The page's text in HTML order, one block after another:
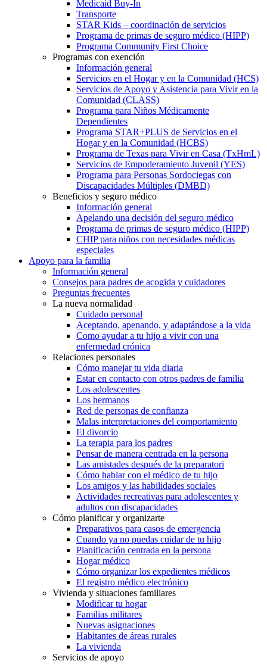
Medicaid Buy-In
Transporte
STAR Kids – coordinación de servicios
Programa de primas de seguro médico (HIPP)
Programa Community First Choice
Programas con exención
Información general
Servicios en el Hogar y en la Comunidad (HCS)
Servicios de Apoyo y Asistencia para Vivir en la
Comunidad (CLASS)
Programa para Niños Médicamente
Dependientes
Programa STAR+PLUS de Servicios en el
Hogar y en la Comunidad (HCBS)
Programa de Texas para Vivir en Casa (TxHmL)
Servicios de Empoderamiento Juvenil (YES)
Programa para Personas Sordociegas con
Discapacidades Múltiples (DMBD)
Beneficios y seguro médico
Información general
Apelando una decisión del seguro médico
Programa de primas de seguro médico (HIPP)
CHIP para niños con necesidades médicas
especiales
Apoyo para la familia
Información general
Consejos para padres de acogida y cuidadores
Preguntas frecuentes
La nueva normalidad
Cuidado personal
Aceptando, apenando, y adaptándose a la vida
Como ayudar a tu hijo a vivir con una
enfermedad crónica
Relaciones personales
Cómo manejar tu vida diaria
Estar en contacto con otros padres de familia
Los adolescentes
Los hermanos
Red de personas de confianza
Malas interpretaciones del comportamiento
El divorcio
La terapia para los padres
Pensar de manera centrada en la persona
Las amistades después de la preparatori
Cómo hablar con el médico de tu hijo
Los amigos y las habilidades sociales
Actividades recreativas para adolescentes y
adultos con discapacidades
Cómo planificar y organizarte
Preparativos para casos de emergencia
Cuando ya no puedas cuidar de tu hijo
Planificación centrada en la persona
Hogar médico
Cómo organizar los expedientes médicos
El registro médico electrónico
Vivienda y situaciones familiares
Modificar tu hogar
Familias militares
Nuevas asignaciones
Habitantes de áreas rurales
La vivienda
Servicios de apoyo